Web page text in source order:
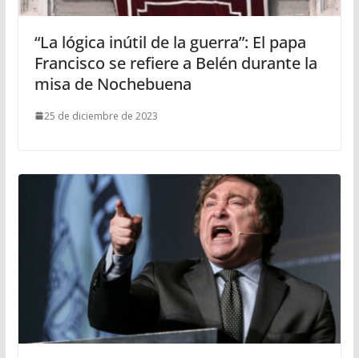
“La lógica inútil de la guerra”: El papa
Francisco se refiere a Belén durante la
misa de Nochebuena
25 de diciembre de 2023